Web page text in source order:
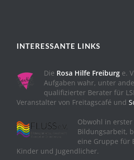
INTERESSANTE LINKS
Die Rosa Hilfe Freiburge.
Aufgaben wahr, unter
qualifizierter Berater für
Veranstalter von Freitagscafé und
Obwohl in
Bildungsarbeit,
eine Gruppe für
Kinder und Jugendlicher.